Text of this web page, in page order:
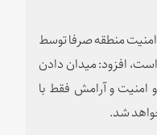
امنیت منطقه صرفا توسط
افزود: میدان دادن
امنیت و آرامش فقط با
شد.